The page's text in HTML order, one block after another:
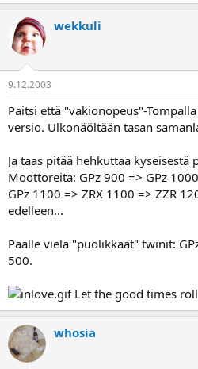
wekkuli
9.12.2003
Paitsi että "vakionopeus"-
versio. Ulkonäöltään tasan
Ja taas pitää hehkuttaa kyseisestä
Moottoreita: GPz 900 => GPz
GPz 1100 => ZRX 1100 => ZZR
edelleen...
Päälle vielä "puolikkaat" twinit:
500.
Let the good times
whosia